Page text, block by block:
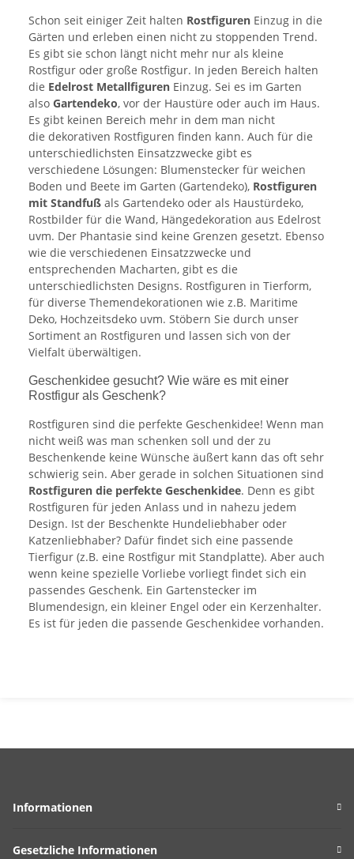
Schon seit einiger Zeit halten Rostfiguren Einzug in die
Gärten und erleben einen nicht zu stoppenden Trend.
Es gibt sie schon längt nicht mehr nur als kleine
Rostfigur oder große Rostfigur. In jeden Bereich halten
die Edelrost Metallfiguren Einzug. Sei es im Garten
also Gartendeko, vor der Haustüre oder auch im Haus.
Es gibt keinen Bereich mehr in dem man nicht
die dekorativen Rostfiguren finden kann. Auch für die
unterschiedlichsten Einsatzzwecke gibt es
verschiedene Lösungen: Blumenstecker für weichen
Boden und Beete im Garten (Gartendeko), Rostfiguren
mit Standfuß als Gartendeko oder als Haustürdeko,
Rostbilder für die Wand, Hängedekoration aus Edelrost
uvm. Der Phantasie sind keine Grenzen gesetzt. Ebenso
wie die verschiedenen Einsatzzwecke und
entsprechenden Macharten, gibt es die
unterschiedlichsten Designs. Rostfiguren in Tierform,
für diverse Themendekorationen wie z.B. Maritime
Deko, Hochzeitsdeko uvm. Stöbern Sie durch unser
Sortiment an Rostfiguren und lassen sich von der
Vielfalt überwältigen.
Geschenkidee gesucht? Wie wäre es mit einer
Rostfigur als Geschenk?
Rostfiguren sind die perfekte Geschenkidee! Wenn man
nicht weiß was man schenken soll und der zu
Beschenkende keine Wünsche äußert kann das oft sehr
schwierig sein. Aber gerade in solchen Situationen sind
Rostfiguren die perfekte Geschenkidee. Denn es gibt
Rostfiguren für jeden Anlass und in nahezu jedem
Design. Ist der Beschenkte Hundeliebhaber oder
Katzenliebhaber? Dafür findet sich eine passende
Tierfigur (z.B. eine Rostfigur mit Standplatte). Aber auch
wenn keine spezielle Vorliebe vorliegt findet sich ein
passendes Geschenk. Ein Gartenstecker im
Blumendesign, ein kleiner Engel oder ein Kerzenhalter.
Es ist für jeden die passende Geschenkidee vorhanden.
Informationen
Gesetzliche Informationen